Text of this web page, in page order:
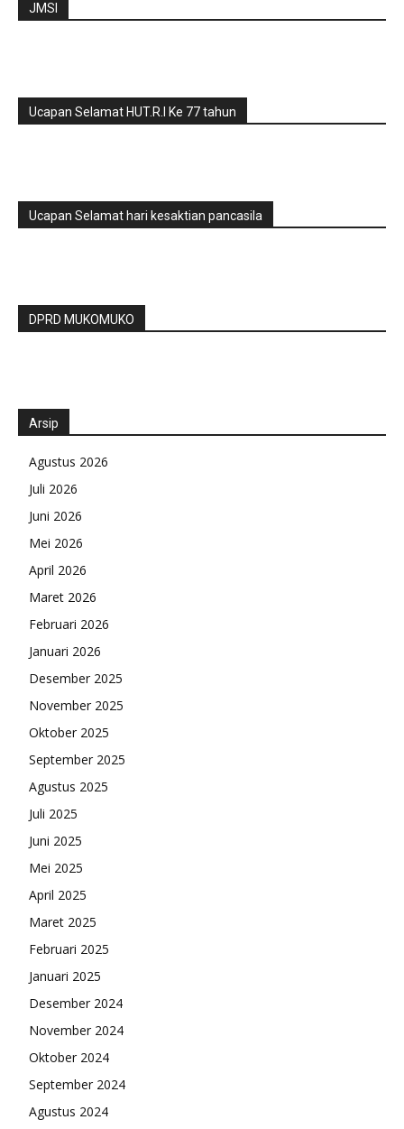
JMSI
Ucapan Selamat HUT.R.I Ke 77 tahun
Ucapan Selamat hari kesaktian pancasila
DPRD MUKOMUKO
Arsip
Agustus 2026
Juli 2026
Juni 2026
Mei 2026
April 2026
Maret 2026
Februari 2026
Januari 2026
Desember 2025
November 2025
Oktober 2025
September 2025
Agustus 2025
Juli 2025
Juni 2025
Mei 2025
April 2025
Maret 2025
Februari 2025
Januari 2025
Desember 2024
November 2024
Oktober 2024
September 2024
Agustus 2024